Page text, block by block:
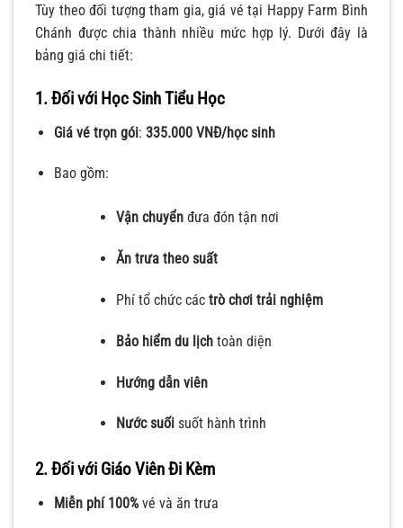
Tùy theo đối tượng tham gia, giá vé tại Happy Farm Bình
Chánh được chia thành nhiều mức hợp lý. Dưới đây là
bảng giá chi tiết:
1. Đối với Học Sinh Tiểu Học
Giá vé trọn gói: 335.000 VNĐ/học sinh
Bao gồm:
Vận chuyểnđưa đón tận nơi
Ăn trưa theo suất
Phí tổ chức các trò chơi trải nghiệm
Bảo hiểm du lịchtoàn diện
Hướng dẫn viên
Nước suối suốt hành trình
2. Đối với Giáo Viên Đi Kèm
Miễn phí 100%vé và ăn trưa